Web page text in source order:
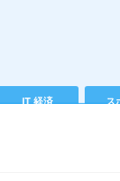
IT 経済 ス